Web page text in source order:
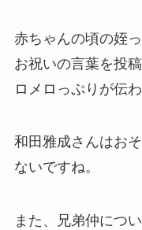
赤ちゃんの頃の姪
お祝いの言葉を投
ロメロっぷりが伝
和田雅成さんはお
ないですね。
また、兄弟仲につ